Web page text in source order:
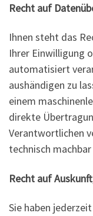
Recht auf
Ihnen steht das
Ihrer Einwilligung
automatisiert
aushändigen zu
einem
direkte
Verantwortlichen
technisch
Recht auf
Sie haben